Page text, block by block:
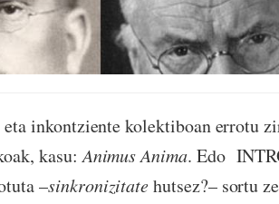
inkontziente kolektiboan errotu
kasu:Animus Anima. Edo
–sinkronizitatehutsez?– sortu